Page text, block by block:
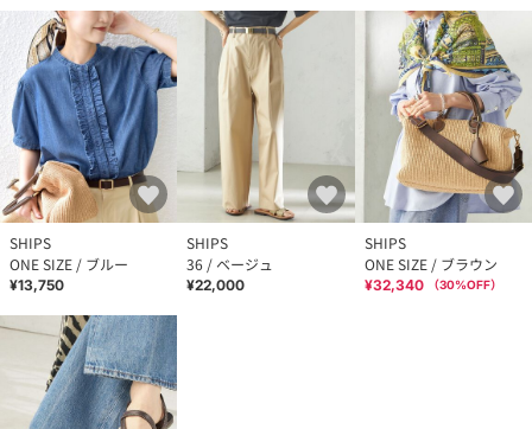
SHIPS
ONE SIZE / ブルー
¥13,750
SHIPS
36 / ベージュ
¥22,000
SHIPS
ONE SIZE / ブラウン
¥32,340 （30%OFF）